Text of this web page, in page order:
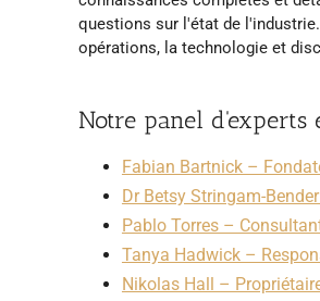
questions sur l'état de
opérations, la technologie et
Notre panel d'experts
Fabian Bartnick –
Dr Betsy Stringam-
Pablo Torres –
Tanya Hadwick –
Nikolas Hall –